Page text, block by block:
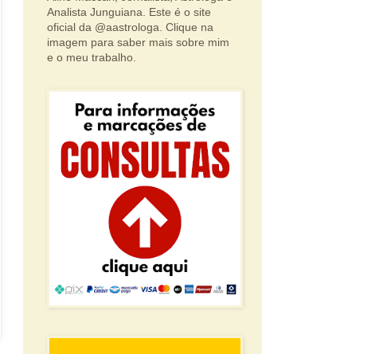
Analista Junguiana. Este é o site
oficial da @aastrologa. Clique na
imagem para saber mais sobre mim
e o meu trabalho.